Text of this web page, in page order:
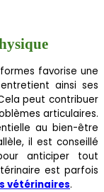
favorise une
ainsi ses
peut contribuer
articulaires.
au bien-être
il est conseillé
anticiper tout
est parfois
vétérinaires.